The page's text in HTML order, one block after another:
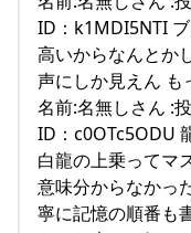
ID：k1MDI5NTI
高いからなんとか
声にしか見えん も
名前:名無しさん :
ID：c0OTc5ODU
白龍の上乗ってマ
意味分からなかっ
寧に記憶の順番も